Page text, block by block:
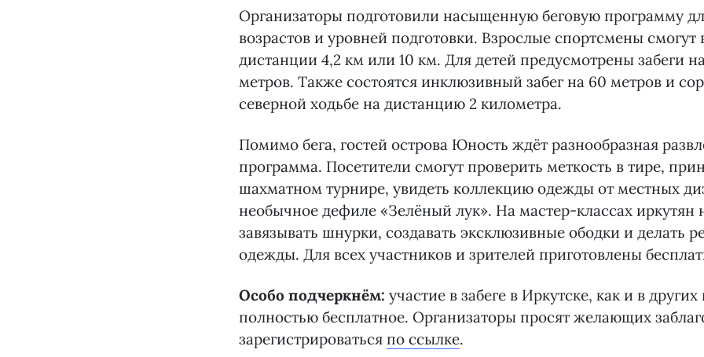
Организаторы подготовили насыщенную беговую программу
возрастов и уровней подготовки. Взрослые спортсмены смогут
дистанции 4,2 км или 10 км. Для детей предусмотрены забеги
метров. Также состоятся инклюзивный забег на 60 метров и
северной ходьбе на дистанцию 2 километра.
Помимо бега, гостей острова Юность ждёт разнообразная
программа. Посетители смогут проверить меткость в тире,
шахматном турнире, увидеть коллекцию одежды от местных
необычное дефиле «Зелёный лук». На мастер-классах иркутян
завязывать шнурки, создавать эксклюзивные ободки и делать
одежды. Для всех участников и зрителей приготовлены
Особо подчеркнём: участие в забеге в Иркутске, как и в других
полностью бесплатное. Организаторы просят желающих
зарегистрироваться по ссылке.